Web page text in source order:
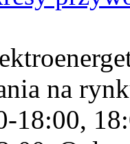
na
18:00,